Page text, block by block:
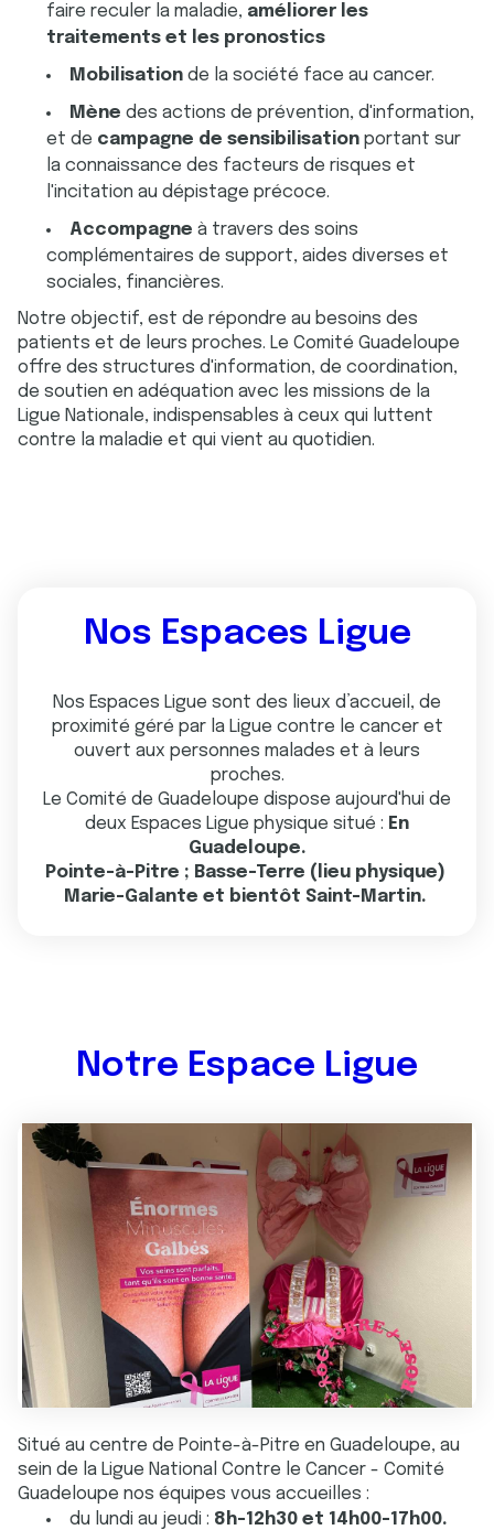
faire reculer la maladie, améliorer les
traitements et les pronostics
Mobilisation de la société face au cancer.
Mène des actions de prévention, d'information,
et de campagne de sensibilisation portant sur
la connaissance des facteurs de risques et
l'incitation au dépistage précoce.
Accompagne à travers des soins
complémentaires de support, aides diverses et
sociales, financières.
Notre objectif, est de répondre au besoins des
patients et de leurs proches. Le Comité Guadeloupe
offre des structures d'information, de coordination,
de soutien en adéquation avec les missions de la
Ligue Nationale, indispensables à ceux qui luttent
contre la maladie et qui vient au quotidien.
Nos Espaces Ligue
Nos Espaces Ligue sont des lieux d’accueil, de
proximité géré par la Ligue contre le cancer et
ouvert aux personnes malades et à leurs
proches.
Le Comité de Guadeloupe dispose aujourd'hui de
deux Espaces Ligue physique situé : En
Guadeloupe.
Pointe-à-Pitre ; Basse-Terre (lieu physique)
Marie-Galante et bientôt Saint-Martin.
Notre Espace Ligue
Situé au centre de Pointe-à-Pitre en Guadeloupe, au
sein de la Ligue National Contre le Cancer - Comité
Guadeloupe nos équipes vous accueilles :
du lundi au jeudi : 8h-12h30 et 14h00-17h00.